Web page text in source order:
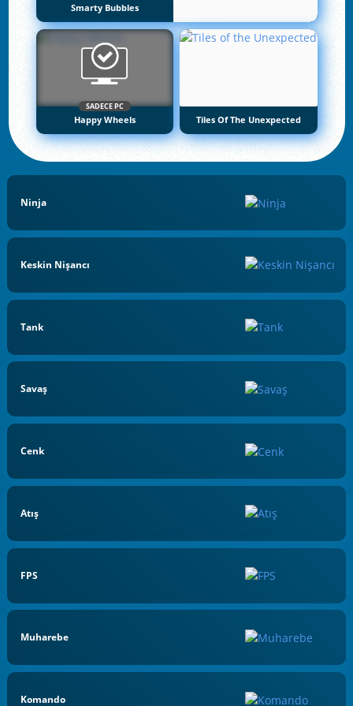
Smarty Bubbles
SADECE PC
Happy Wheels Tiles Of The Unexpected
Ninja
Keskin Nişancı
Tank
Savaş
Cenk
Atış
FPS
Muharebe
Komando